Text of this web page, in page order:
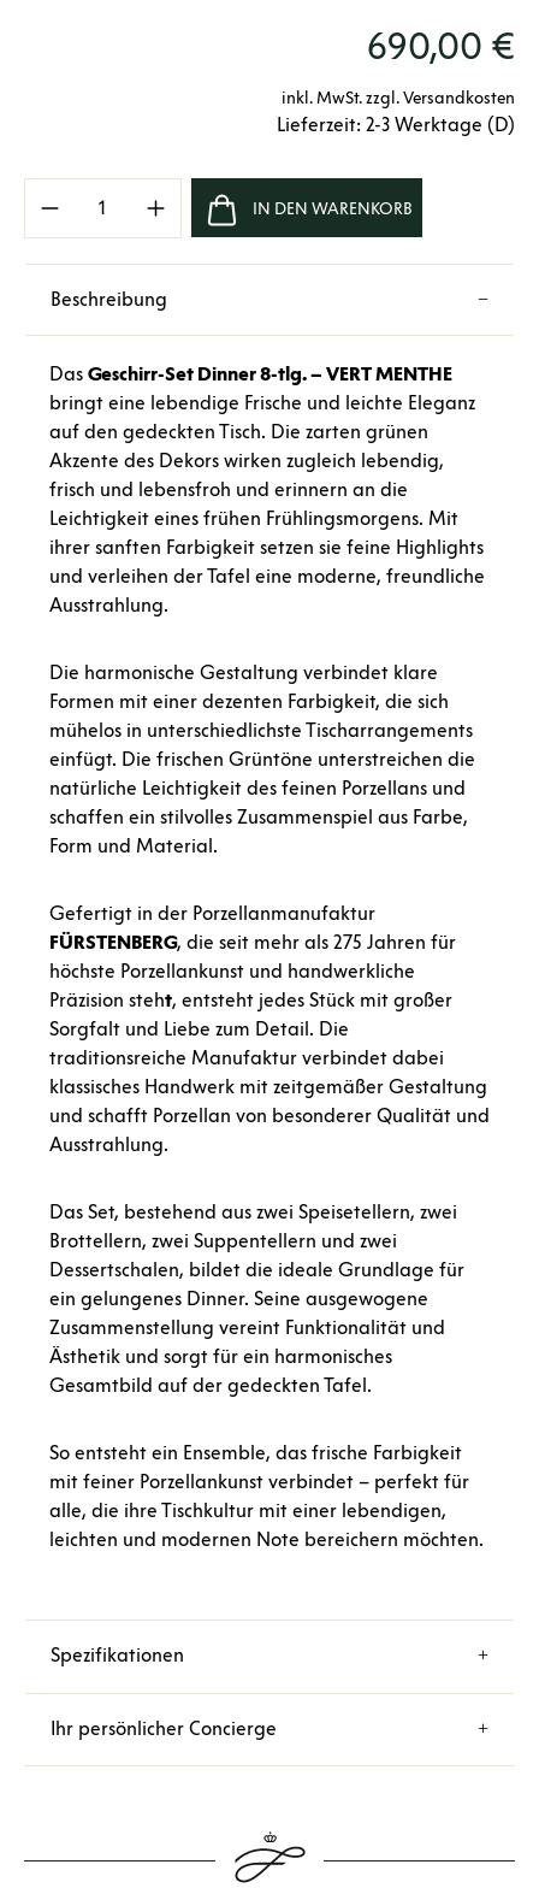
690,00 €
inkl. MwSt. zzgl. Versandkosten
Lieferzeit: 2-3 Werktage (D)
Produkt Anzahl: Gib den gewünschten
IN DEN WARENKORB
Beschreibung
Das Geschirr-Set Dinner 8-tlg. – VERT MENTHE
bringt eine lebendige Frische und leichte Eleganz
auf den gedeckten Tisch. Die zarten grünen
Akzente des Dekors wirken zugleich lebendig,
frisch und lebensfroh und erinnern an die
Leichtigkeit eines frühen Frühlingsmorgens. Mit
ihrer sanften Farbigkeit setzen sie feine Highlights
und verleihen der Tafel eine moderne, freundliche
Ausstrahlung.
Die harmonische Gestaltung verbindet klare
Formen mit einer dezenten Farbigkeit, die sich
mühelos in unterschiedlichste Tischarrangements
einfügt. Die frischen Grüntöne unterstreichen die
natürliche Leichtigkeit des feinen Porzellans und
schaffen ein stilvolles Zusammenspiel aus Farbe,
Form und Material.
Gefertigt in der Porzellanmanufaktur
FÜRSTENBERG, die seit mehr als 275 Jahren für
höchste Porzellankunst und handwerkliche
Präzision steht, entsteht jedes Stück mit großer
Sorgfalt und Liebe zum Detail. Die
traditionsreiche Manufaktur verbindet dabei
klassisches Handwerk mit zeitgemäßer Gestaltung
und schafft Porzellan von besonderer Qualität und
Ausstrahlung.
Das Set, bestehend aus zwei Speisetellern, zwei
Brottellern, zwei Suppentellern und zwei
Dessertschalen, bildet die ideale Grundlage für
ein gelungenes Dinner. Seine ausgewogene
Zusammenstellung vereint Funktionalität und
Ästhetik und sorgt für ein harmonisches
Gesamtbild auf der gedeckten Tafel.
So entsteht ein Ensemble, das frische Farbigkeit
mit feiner Porzellankunst verbindet – perfekt für
alle, die ihre Tischkultur mit einer lebendigen,
leichten und modernen Note bereichern möchten.
Spezifikationen
Ihr persönlicher Concierge